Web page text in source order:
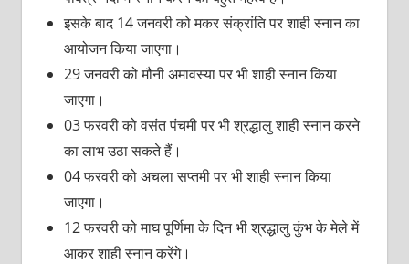
इसके बाद 14 जनवरी को मकर संक्रांति पर शाही स्‍नान का
आयोजन किया जाएगा।
29 जनवरी को मौनी अमावस्‍या पर भी शाही स्‍नान किया
जाएगा।
03 फरवरी को वसंत पंचमी पर भी श्रद्धालु शाही स्‍नान करने
का लाभ उठा सकते हैं।
04 फरवरी को अचला सप्‍तमी पर भी शाही स्‍नान किया
जाएगा।
12 फरवरी को माघ पूर्णिमा के दिन भी श्रद्धालु कुंभ के मेले में
आकर शाही स्‍नान करेंगे।